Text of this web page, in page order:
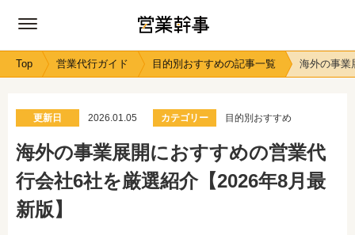
Top 営業代行ガイド 目的別おすすめの記事一覧 海外の事業
更新日 2026.01.05 カテゴリー 目的別おすすめ
海外の事業展開におすすめの営業代
行会社6社を厳選紹介【2026年8月最
新版】